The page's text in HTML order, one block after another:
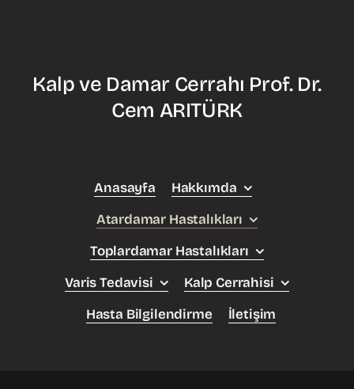
Kalp ve Damar Cerrahı Prof. Dr.
Cem ARITÜRK
Anasayfa
Hakkımda
Atardamar Hastalıkları
Toplardamar Hastalıkları
Varis Tedavisi
Kalp Cerrahisi
Hasta Bilgilendirme
İletişim